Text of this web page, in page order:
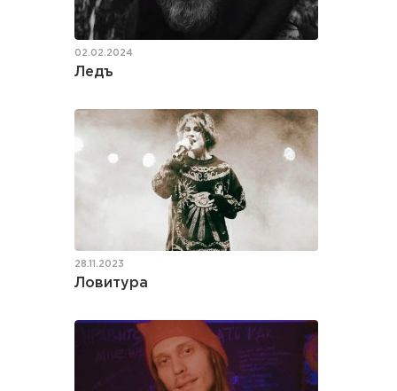
02.02.2024
Ледъ
28.11.2023
Ловитура